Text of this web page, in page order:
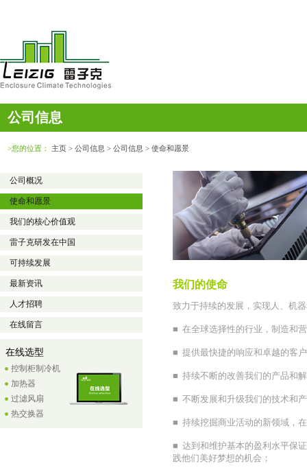
公司信息
>您的位置： 主页 > 公司信息 > 公司信息 > 使命和愿景
公司概况
使命和愿景
我们的核心价值观
雷子克研发在中国
可持续发展
最新资讯
人才招聘
在线留言
在线选型
控制柜制冷机
加热器
过滤风扇
热交换器
我们的使命
致力于持续的发展，实现人、机
■ 在全球选择性的行业，制造和
■ 提供最快捷的响应和卓越的客
■ 持续不断的改善我们的产品和
■ 不断发展和升级我们的技术和
■ 持续挖掘商业活动的新领域，
■ 达到和维护基本的盈利水平保
践他们美好梦想的机会；